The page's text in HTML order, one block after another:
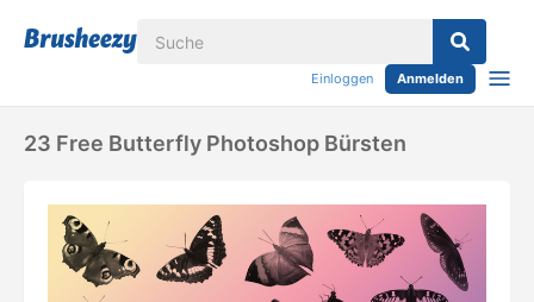
Einloggen Anmelden
23 Free Butterfly Photoshop Bürsten